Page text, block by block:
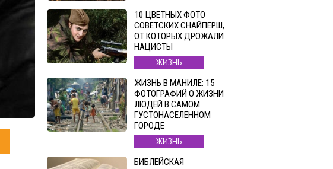
10 ЦВЕТНЫХ ФОТО
СОВЕТСКИХ СНАЙПЕРШ,
ОТ КОТОРЫХ ДРОЖАЛИ
НАЦИСТЫ
ЖИЗНЬ
ЖИЗНЬ В МАНИЛЕ: 15
ФОТОГРАФИЙ О ЖИЗНИ
ЛЮДЕЙ В САМОМ
ГУСТОНАСЕЛЕННОМ
ГОРОДЕ
ЖИЗНЬ
БИБЛЕЙСКАЯ